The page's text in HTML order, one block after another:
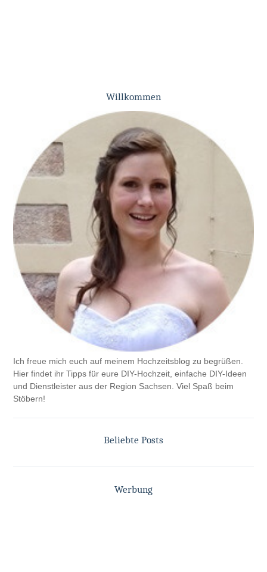
Willkommen
Ich freue mich euch auf meinem Hochzeitsblog zu begrüßen.
Hier findet ihr Tipps für eure DIY-Hochzeit, einfache DIY-Ideen
und Dienstleister aus der Region Sachsen. Viel Spaß beim
Stöbern!
Beliebte Posts
Werbung